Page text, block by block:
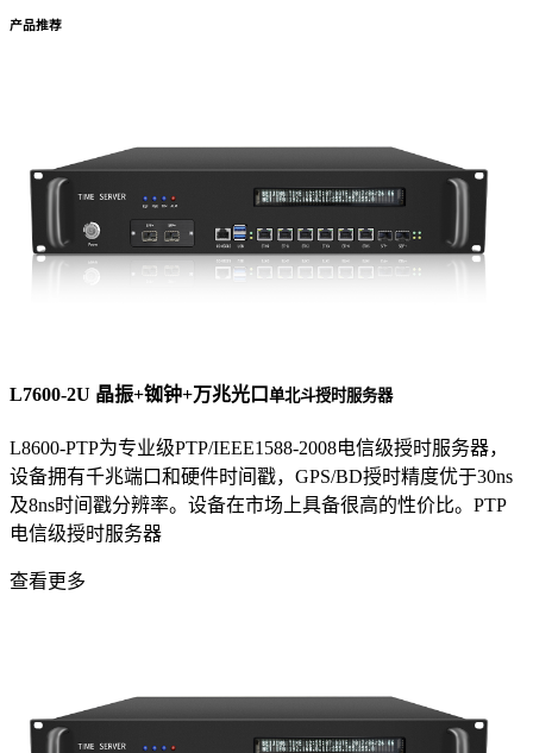
产品推荐
L7600-2U 晶振+铷钟+万兆光口 单北斗授时服务器
L8600-PTP为专业级PTP/IEEE1588-2008电信级授时服务器，
设备拥有千兆端口和硬件时间戳，GPS/BD授时精度优于30ns
及8ns时间戳分辨率。设备在市场上具备很高的性价比。PTP
电信级授时服务器
查看更多